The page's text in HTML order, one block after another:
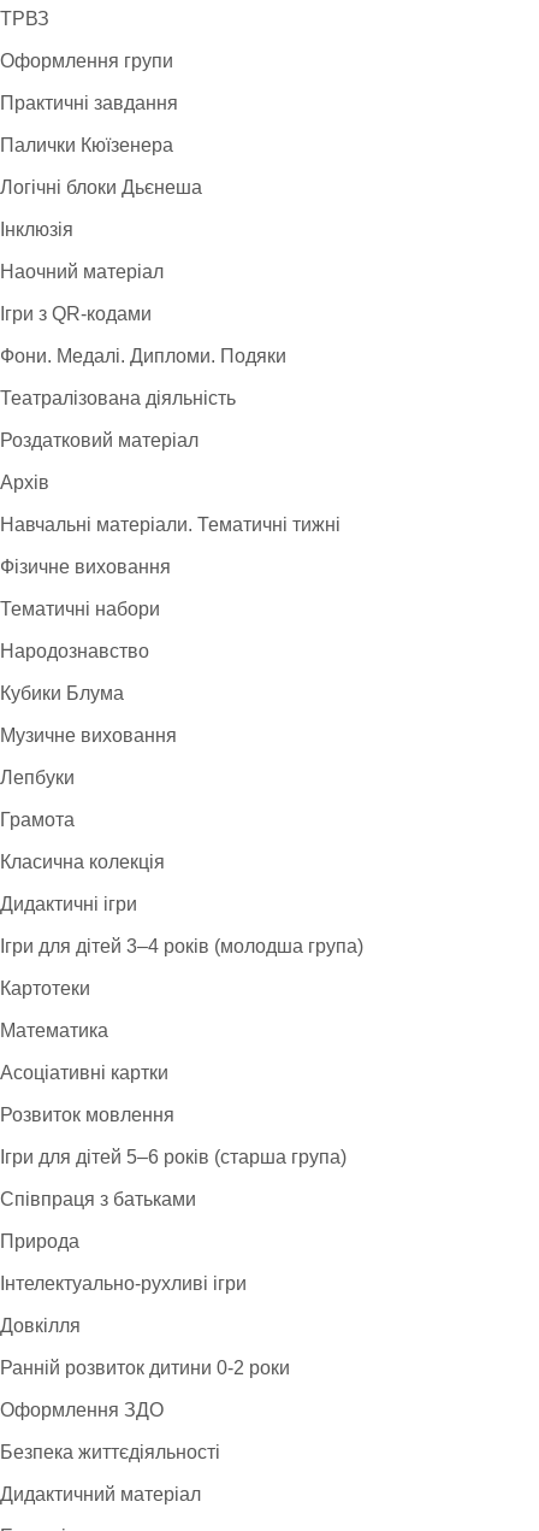
ТРВЗ
Оформлення групи
Практичні завдання
Палички Кюїзенера
Логічні блоки Дьєнеша
Інклюзія
Наочний матеріал
Ігри з QR-кодами
Фони. Медалі. Дипломи. Подяки
Театралізована діяльність
Роздатковий матеріал
Архів
Навчальні матеріали. Тематичні тижні
Фізичне виховання
Тематичні набори
Народознавство
Кубики Блума
Музичне виховання
Лепбуки
Грамота
Класична колекція
Дидактичні ігри
Ігри для дітей 3–4 років (молодша група)
Картотеки
Математика
Асоціативні картки
Розвиток мовлення
Ігри для дітей 5–6 років (старша група)
Співпраця з батьками
Природа
Інтелектуально-рухливі ігри
Довкілля
Ранній розвиток дитини 0-2 роки
Оформлення ЗДО
Безпека життєдіяльності
Дидактичний матеріал